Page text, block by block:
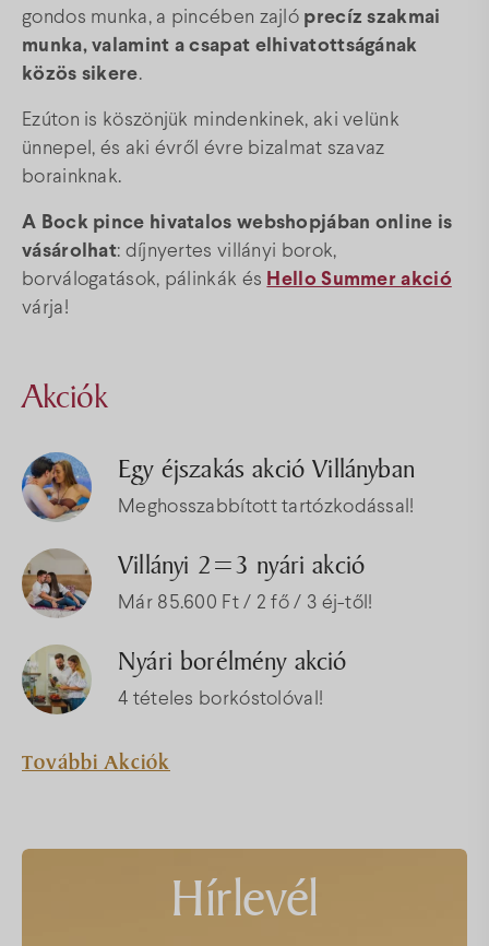
gondos munka, a pincében zajló precíz szakmai
munka, valamint a csapat elhivatottságának
közös sikere.
Ezúton is köszönjük mindenkinek, aki velünk
ünnepel, és aki évről évre bizalmat szavaz
borainknak.
A Bock pince hivatalos webshopjában online is
vásárolhat: díjnyertes villányi borok,
borválogatások, pálinkák és Hello Summer akció
várja!
Akciók
Egy éjszakás akció Villányban
Meghosszabbított tartózkodással!
Villányi 2=3 nyári akció
Már 85.600 Ft / 2 fő / 3 éj-től!
Nyári borélmény akció
4 tételes borkóstolóval!
További Akciók
Hírlevél